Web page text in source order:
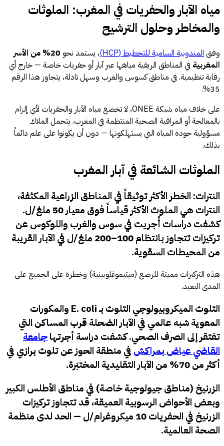
مياه الآبار والحفريات في المغرب: الملوثات
والمخاطر وحلول الترشيح
وفقالمندوبية السامية للتخطيط (HCP) ، يستمد نحو
20% من الأسر
المغربية في المناطق الريفية مياهها عبر آبار أو حفريات خاصة — خارج أي
رقابة تنظيمية. في مناطق كسوس والغرب وسهل تادلة، يتجاوز هذا الرقم
35%.
على خلاف مياه شبكة ONEE، لا تخضع مياه الآبار والحفريات لأي إلزام
بالمعالجة أو المراقبة الصحية المنتظمة في المغرب. يتحمل الملاك
مسؤولية جودة المياه التي يستهلكونها — دون أن يكونوا على علم دائماً
بذلك.
الملوثات الشائعة في آبار المغرب
النترات: الخطر الأكثر توثيقاً في المناطق الزراعية المكثفة،
النترات هي الملوث الأكثر قياساً فوق معيار 50 ملغ/ل.
كشفت دراسات أُجريت في سوس والغرب واللوكوس عن
تركيزات تتجاوز بانتظام100–200 ملغ/ل
في الآبار القريبة
من المحيطات السقوية.
هذه التركيزات مميتة للرضع (ميثيموغلوبينية) وخطرة على الجميع على
المدى البعيد.
التلوث الميكروبيولوجي التلوث بـ E. coli والمكورات
المعوية شبه عالمي في الآبار الضحلة قرب المساكن التي
تفتقر إلى الصرف الصحي. كشفت دراسة أجرتهاجامعة
القاضي عياض بمراكش في منطقة الحوز عن تلوث برازي في
أكثر من 70% من الآبار التقليدية
المختبَرة.
الزرنيخ (مناطق جيولوجية خاصة) في مناطق الأطلس الكبير
وبعض الأحواض الرسوبية العميقة، قد تتجاوز تركيزات
الزرنيخ في الحفريات 10 ميكروغرام/ل — الحد لدى منظمة
الصحة العالمية.